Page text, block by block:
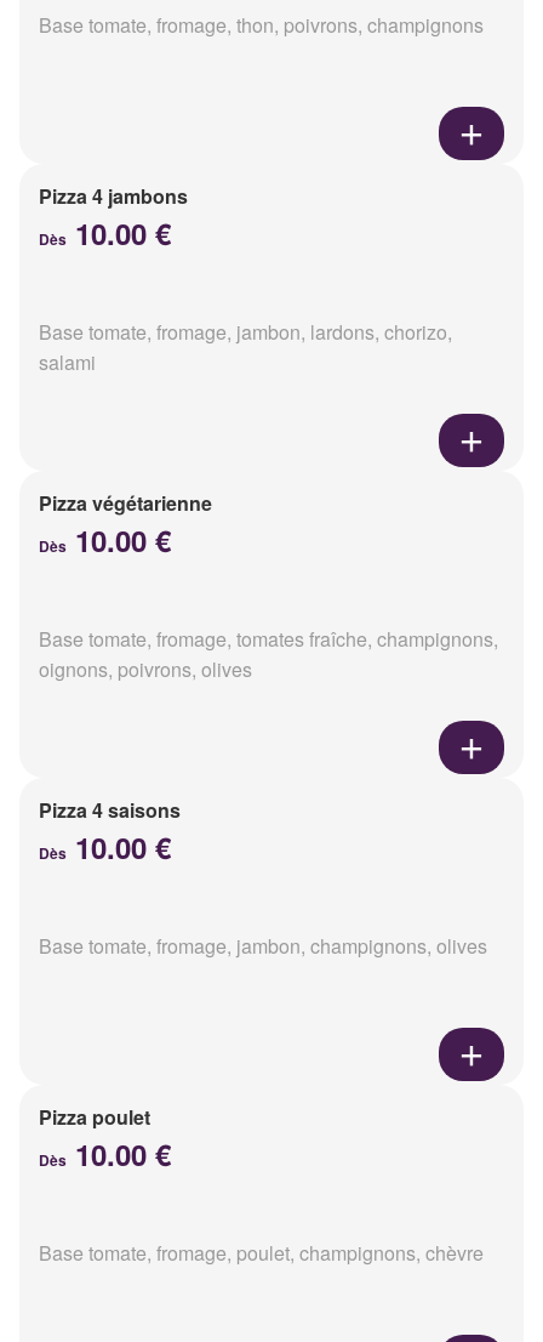
Base tomate, fromage, thon, poivrons, champignons
Pizza 4 jambons
Dès 10.00 €
Base tomate, fromage, jambon, lardons, chorizo,
salami
Pizza végétarienne
Dès 10.00 €
Base tomate, fromage, tomates fraîche, champignons,
oignons, poivrons, olives
Pizza 4 saisons
Dès 10.00 €
Base tomate, fromage, jambon, champignons, olives
Pizza poulet
Dès 10.00 €
Base tomate, fromage, poulet, champignons, chèvre